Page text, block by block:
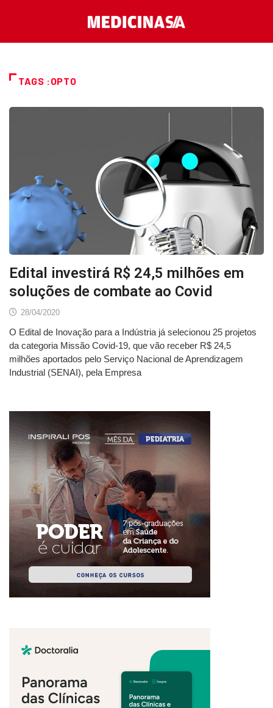
TAGS :OPTO
Edital investirá R$ 24,5 milhões em
soluções de combate ao Covid
28/04/2020
O Edital de Inovação para a Indústria já selecionou 25 projetos
da categoria Missão Covid-19, que vão receber R$ 24,5
milhões aportados pelo Serviço Nacional de Aprendizagem
Industrial (SENAI), pela Empresa